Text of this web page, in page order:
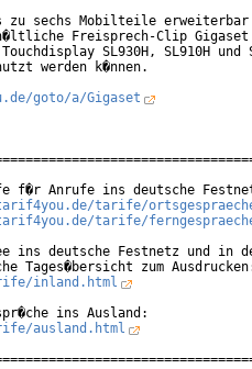
zu sechs Mobilteile
Freisprech-Clip Gigaset
SL930H, SL910H und
werden k�nnen.
goto/a/Gigaset
f�r Anrufe ins deutsche
tarife/
tarife/
ins deutsche Festnetz und in
inland.html
ausland.html